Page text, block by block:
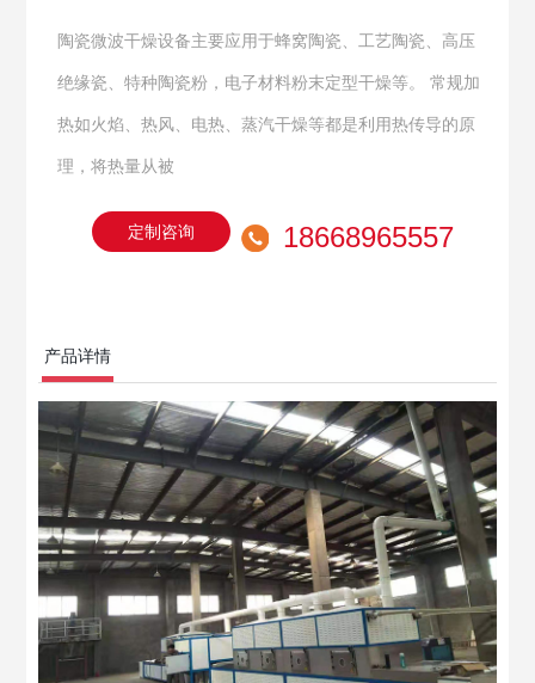
陶瓷微波干燥设备主要应用于蜂窝陶瓷、工艺陶瓷、高压
绝缘瓷、特种陶瓷粉，电子材料粉末定型干燥等。 常规加
热如火焰、热风、电热、蒸汽干燥等都是利用热传导的原
理，将热量从被
定制咨询 18668965557
产品详情